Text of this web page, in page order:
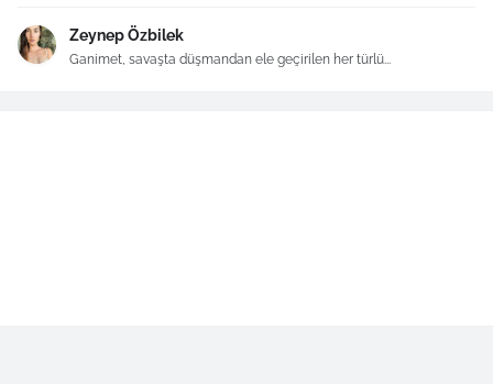
Zeynep Özbilek
Ganimet, savaşta düşmandan ele geçirilen her türlü...